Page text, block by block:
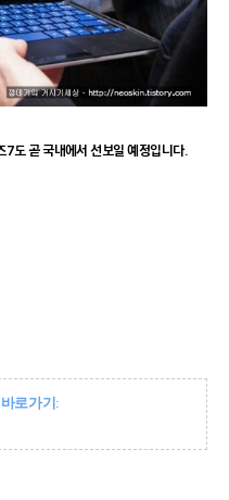
7도 곧 국내에서 선보일 예정입니다.
로가기 :